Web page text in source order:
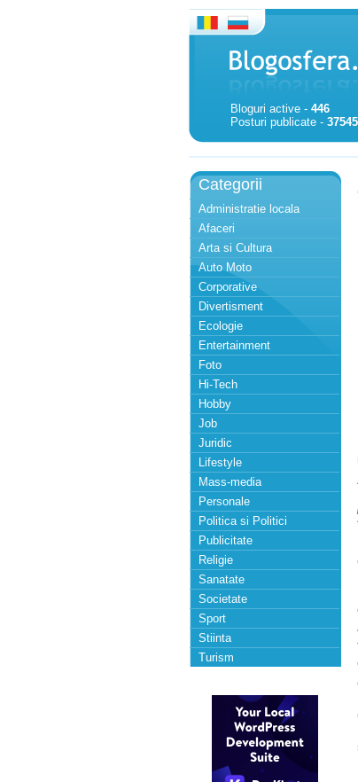
Bloguri active - 446
Posturi publicate -
Categorii
Administratie locala
Afaceri
Arta si Cultura
Auto Moto
Corporative
Divertisment
Ecologie
Entertainment
Foto
Hi-Tech
Hobby
Job
Juridic
Lifestyle
Mass-media
Personale
Politica si Politici
Publicitate
Religie
Sanatate
Societate
Sport
Stiinta
Turism